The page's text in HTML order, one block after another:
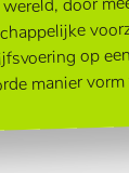
op
manier vorm